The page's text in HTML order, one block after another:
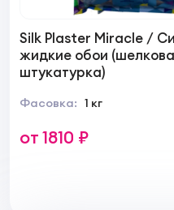
Silk Plaster Miracle /
жидкие обои
штукатурка)
Фасовка: 1 кг
от 1810 ₽